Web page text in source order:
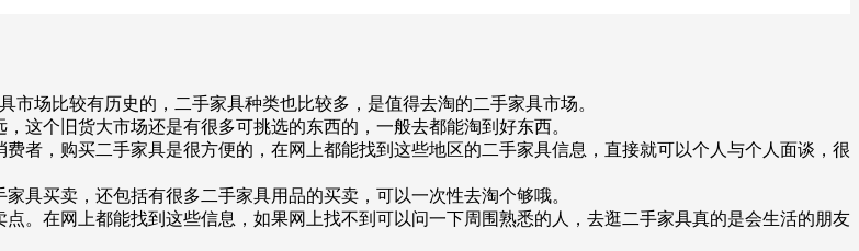
场比较有历史的，二手家具种类也比较多，是值得去淘的二手家具市场。
这个旧货大市场还是有很多可挑选的东西的，一般去都能淘到好东西。
者，购买二手家具是很方便的，在网上都能找到这些地区的二手家具信息，直接就可以个人与个人面谈，很
具买卖，还包括有很多二手家具用品的买卖，可以一次性去淘个够哦。
。在网上都能找到这些信息，如果网上找不到可以问一下周围熟悉的人，去逛二手家具真的是会生活的朋友